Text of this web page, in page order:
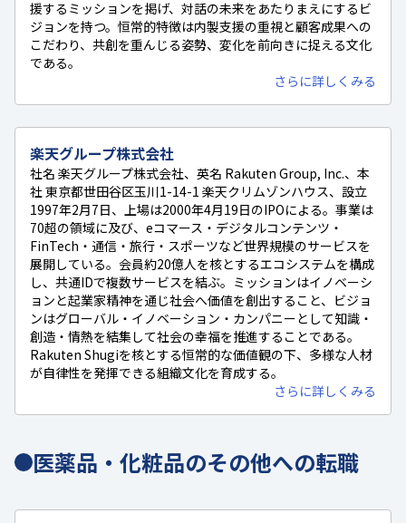
援するミッションを掲げ、対話の未来をあたりまえにするビ
ジョンを持つ。恒常的特徴は内製支援の重視と顧客成果への
こだわり、共創を重んじる姿勢、変化を前向きに捉える文化
である。
さらに詳しくみる
楽天グループ株式会社
社名 楽天グループ株式会社、英名 Rakuten Group, Inc.、本
社 東京都世田谷区玉川1-14-1 楽天クリムゾンハウス、設立
1997年2月7日、上場は2000年4月19日のIPOによる。事業は
70超の領域に及び、eコマース・デジタルコンテンツ・
FinTech・通信・旅行・スポーツなど世界規模のサービスを
展開している。会員約20億人を核とするエコシステムを構成
し、共通IDで複数サービスを結ぶ。ミッションはイノベーシ
ョンと起業家精神を通じ社会へ価値を創出すること、ビジョ
ンはグローバル・イノベーション・カンパニーとして知識・
創造・情熱を結集して社会の幸福を推進することである。
Rakuten Shugiを核とする恒常的な価値観の下、多様な人材
が自律性を発揮できる組織文化を育成する。
さらに詳しくみる
医薬品・化粧品のその他への転職